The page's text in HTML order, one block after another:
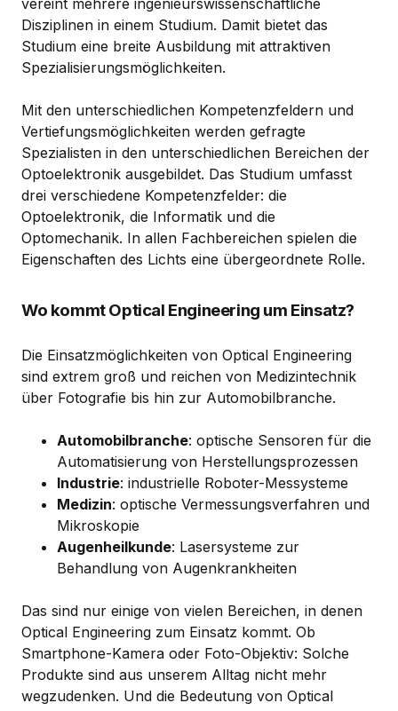
vereint mehrere ingenieurswissenschaftliche
Disziplinen in einem Studium. Damit bietet das
Studium eine breite Ausbildung mit attraktiven
Spezialisierungsmöglichkeiten.
Mit den unterschiedlichen Kompetenzfeldern und
Vertiefungsmöglichkeiten werden gefragte
Spezialisten in den unterschiedlichen Bereichen der
Optoelektronik ausgebildet. Das Studium umfasst
drei verschiedene Kompetenzfelder: die
Optoelektronik, die Informatik und die
Optomechanik. In allen Fachbereichen spielen die
Eigenschaften des Lichts eine übergeordnete Rolle.
Wo kommt Optical Engineering um Einsatz?
Die Einsatzmöglichkeiten von Optical Engineering
sind extrem groß und reichen von Medizintechnik
über Fotografie bis hin zur Automobilbranche.
Automobilbranche: optische Sensoren für die
Automatisierung von Herstellungsprozessen
Industrie: industrielle Roboter-Messysteme
Medizin: optische Vermessungsverfahren und
Mikroskopie
Augenheilkunde: Lasersysteme zur
Behandlung von Augenkrankheiten
Das sind nur einige von vielen Bereichen, in denen
Optical Engineering zum Einsatz kommt. Ob
Smartphone-Kamera oder Foto-Objektiv: Solche
Produkte sind aus unserem Alltag nicht mehr
wegzudenken. Und die Bedeutung von Optical